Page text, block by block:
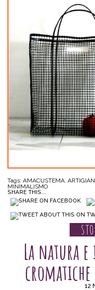
Tags: AMACUSTEMA,
MINIMALISMO
SHARE THIS...
La natura
12